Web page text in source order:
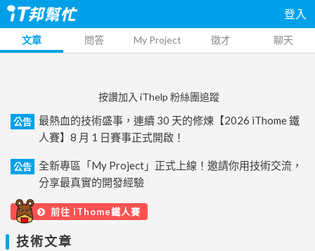
登入
文章 問答 My Project 徵才 聊天
按讚加入 iThelp 粉絲團追蹤
公告
最熱血的技術盛事，連續 30 天的修煉【2026 iThome 鐵
人賽】8 月 1 日賽事正式開啟！
公告
全新專區「My Project」正式上線！邀請你用技術交流，
分享最真實的開發經驗
前往 iThome鐵人賽
技術文章